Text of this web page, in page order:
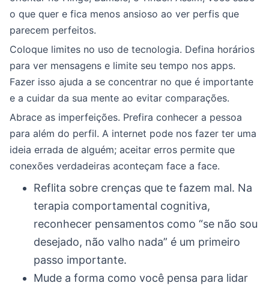
o que quer e fica menos ansioso ao ver perfis que
parecem perfeitos.
Coloque limites no uso de tecnologia. Defina horários
para ver mensagens e limite seu tempo nos apps.
Fazer isso ajuda a se concentrar no que é importante
e a cuidar da sua mente ao evitar comparações.
Abrace as imperfeições. Prefira conhecer a pessoa
para além do perfil. A internet pode nos fazer ter uma
ideia errada de alguém; aceitar erros permite que
conexões verdadeiras aconteçam face a face.
Reflita sobre crenças que te fazem mal. Na
terapia comportamental cognitiva,
reconhecer pensamentos como “se não sou
desejado, não valho nada” é um primeiro
passo importante.
Mude a forma como você pensa para lidar